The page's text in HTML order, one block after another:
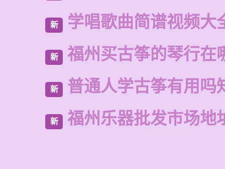
新 学唱歌曲简谱视频大
新 福州买古筝的琴行在
新 普通人学古筝有用吗
新 福州乐器批发市场地